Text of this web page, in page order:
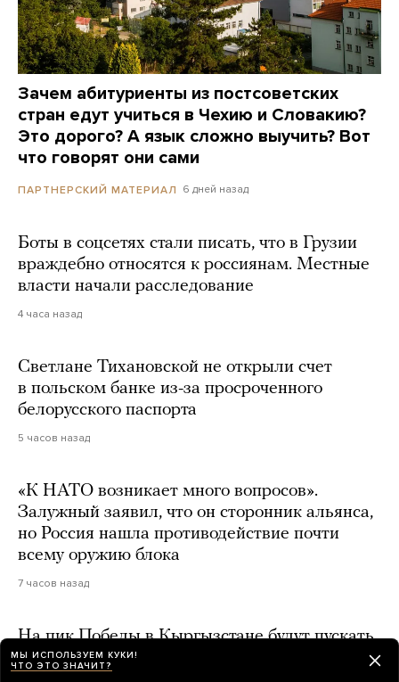
Зачем абитуриенты из постсоветских
стран едут учиться в Чехию и Словакию?
Это дорого? А язык сложно выучить? Вот
что говорят они сами
ПАРТНЕРСКИЙ МАТЕРИАЛ 6 дней назад
Боты в соцсетях стали писать, что в Грузии
враждебно относятся к россиянам. Местные
власти начали расследование
4 часа назад
Светлане Тихановской не открыли счет
в польском банке из-за просроченного
белорусского паспорта
5 часов назад
«К НАТО возникает много вопросов».
Залужный заявил, что он сторонник альянса,
но Россия нашла противодействие почти
всему оружию блока
7 часов назад
На пик Победы в Кыргызстане будут пускать
только по разрешениям. Год назад там
МЫ ИСПОЛЬЗУЕМ КУКИ!
ЧТО ЭТО ЗНАЧИТ?